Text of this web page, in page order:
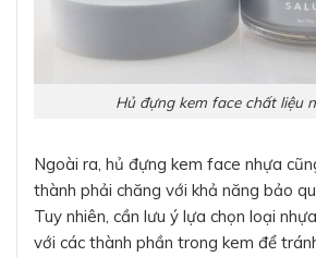
Hủ đựng kem face chất liệu
Ngoài ra, hủ đựng kem face nhựa
thành phải chăng với khả năng bảo
Tuy nhiên, cần lưu ý lựa chọn loại
với các thành phần trong kem để